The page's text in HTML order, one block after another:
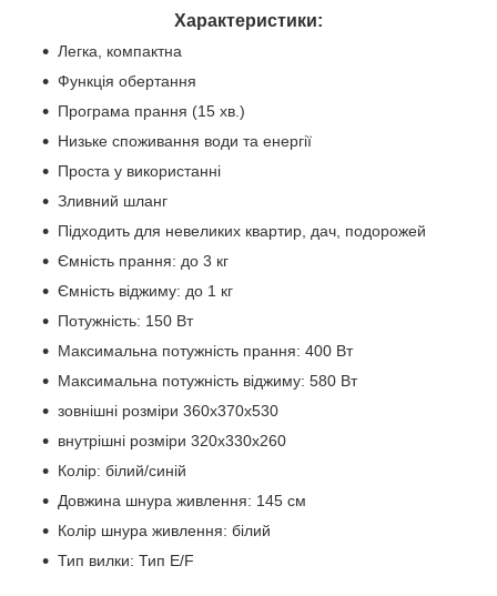
Характеристики:
Легка, компактна
Функція обертання
Програма прання (15 хв.)
Низьке споживання води та енергії
Проста у використанні
Зливний шланг
Підходить для невеликих квартир, дач, подорожей
Ємність прання: до 3 кг
Ємність віджиму: до 1 кг
Потужність: 150 Вт
Максимальна потужність прання: 400 Вт
Максимальна потужність віджиму: 580 Вт
зовнішні розміри 360х370х530
внутрішні розміри 320х330х260
Колір: білий/синій
Довжина шнура живлення: 145 см
Колір шнура живлення: білий
Тип вилки: Тип E/F